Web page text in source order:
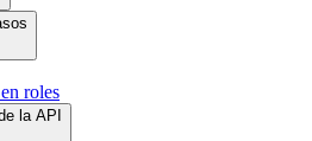
roles
la API